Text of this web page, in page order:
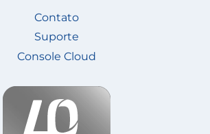
Contato
Suporte
Console Cloud